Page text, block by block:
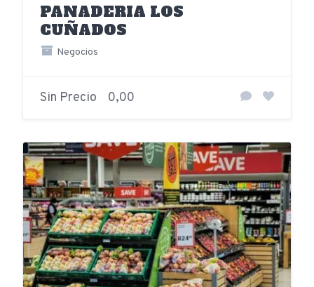
PANADERIA LOS
CUÑADOS
Negocios
Sin Precio 0,00